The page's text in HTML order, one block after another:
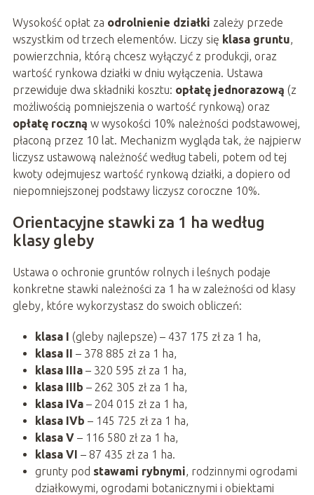
Wysokość opłat za odrolnienie działki zależy przede
wszystkim od trzech elementów. Liczy się klasa gruntu
powierzchnia, którą chcesz wyłączyć z produkcji, oraz
wartość rynkowa działki w dniu wyłączenia. Ustawa
przewiduje dwa składniki kosztu: opłatę jednorazową (z
możliwością pomniejszenia o wartość rynkową) oraz
opłatę roczną w wysokości 10% należności podstawowej,
płaconą przez 10 lat. Mechanizm wygląda tak, że najpierw
liczysz ustawową należność według tabeli, potem od tej
kwoty odejmujesz wartość rynkową działki, a dopiero od
niepomniejszonej podstawy liczysz coroczne 10%.
Orientacyjne stawki za 1 ha według
klasy gleby
Ustawa o ochronie gruntów rolnych i leśnych podaje
konkretne stawki należności za 1 ha w zależności od klasy
gleby, które wykorzystasz do swoich obliczeń:
klasa I (gleby najlepsze) – 437 175 zł za 1 ha,
klasa II – 378 885 zł za 1 ha,
klasa IIIa– 320 595 zł za 1 ha,
klasa IIIb – 262 305 zł za 1 ha,
klasa IVa– 204 015 zł za 1 ha,
klasa IVb – 145 725 zł za 1 ha,
klasa V– 116 580 zł za 1 ha,
klasa VI – 87 435 zł za 1 ha.
grunty pod stawami rybnymi , rodzinnymi ogrodami
działkowymi, ogrodami botanicznymi i obiektami